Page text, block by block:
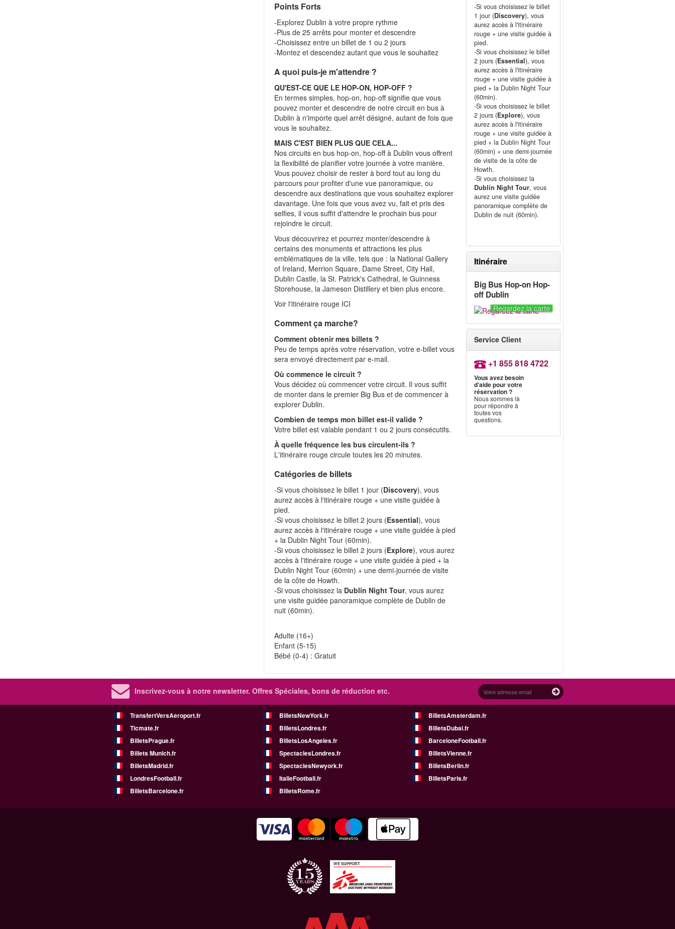
Points Forts
-Explorez Dublin à votre propre rythme
-Plus de 25 arrêts pour monter et descendre
-Choisissez entre un billet de 1 ou 2 jours
-Montez et descendez autant que vous le souhaitez
A quoi puis-je m'attendre ?
QU'EST-CE QUE LE HOP-ON, HOP-OFF ?
En termes simples, hop-on, hop-off signifie que vous
pouvez monter et descendre de notre circuit en bus à
Dublin à n'importe quel arrêt désigné, autant de fois que
vous le souhaitez.
MAIS C'EST BIEN PLUS QUE CELA...
Nos circuits en bus hop-on, hop-off à Dublin vous offrent
la flexibilité de planifier votre journée à votre manière.
Vous pouvez choisir de rester à bord tout au long du
parcours pour profiter d'une vue panoramique, ou
descendre aux destinations que vous souhaitez explorer
davantage. Une fois que vous avez vu, fait et pris des
selfies, il vous suffit d'attendre le prochain bus pour
rejoindre le circuit.
Vous découvrirez et pourrez monter/descendre à
certains des monuments et attractions les plus
emblématiques de la ville, tels que : la National Gallery
of Ireland, Merrion Square, Dame Street, City Hall,
Dublin Castle, la St. Patrick's Cathedral, le Guinness
Storehouse, la Jameson Distillery et bien plus encore.
Voir l'itinéraire rouge ICI
Comment ça marche?
Comment obtenir mes billets ?
Peu de temps après votre réservation, votre e-billet vous
sera envoyé directement par e-mail.
Où commence le circuit ?
Vous décidez où commencer votre circuit. Il vous suffit
de monter dans le premier Big Bus et de commencer à
explorer Dublin.
Combien de temps mon billet est-il valide ?
Votre billet est valable pendant 1 ou 2 jours consécutifs.
À quelle fréquence les bus circulent-ils ?
L'itinéraire rouge circule toutes les 20 minutes.
Catégories de billets
-Si vous choisissez le billet 1 jour (Discovery), vous
aurez accès à l'itinéraire rouge + une visite guidée à
pied.
-Si vous choisissez le billet 2 jours (Essential), vous
aurez accès à l'itinéraire rouge + une visite guidée à pied
+ la Dublin Night Tour (60min).
-Si vous choisissez le billet 2 jours (Explore), vous aurez
accès à l'itinéraire rouge + une visite guidée à pied + la
Dublin Night Tour (60min) + une demi-journée de visite
de la côte de Howth.
-Si vous choisissez la Dublin Night Tour, vous aurez
une visite guidée panoramique complète de Dublin de
nuit (60min).
Adulte (16+)
Enfant (5-15)
Bébé (0-4) : Gratuit
-Si vous choisissez le billet
1 jour (Discovery), vous
aurez accès à l'itinéraire
rouge + une visite guidée à
pied.
-Si vous choisissez le billet
2 jours (Essential), vous
aurez accès à l'itinéraire
rouge + une visite guidée à
pied + la Dublin Night Tour
(60min).
-Si vous choisissez le billet
2 jours (Explore), vous
aurez accès à l'itinéraire
rouge + une visite guidée à
pied + la Dublin Night Tour
(60min) + une demi-journée
de visite de la côte de
Howth.
-Si vous choisissez la
Dublin Night Tour, vous
aurez une visite guidée
panoramique complète de
Dublin de nuit (60min).
Itinéraire
Big Bus Hop-on Hop-
off Dublin
Regardez la carte
Service Client
+1 855 818 4722
Vous avez besoin
d'aide pour votre
réservation ?
Nous sommes là
pour répondre à
toutes vos
questions.
Inscrivez-vous à notre newsletter. Offres Spéciales, bons de réduction etc.
TransfertVersAeroport.fr BilletsNewYork.fr
BilletsAmsterdam.fr
Ticmate.fr
BilletsLondres.fr
BilletsDubai.fr
BilletsPrague.fr
BilletsLosAngeles.fr
BarceloneFootball.fr
Billets Munich.fr
SpectaclesLondres.fr
BilletsVienne.fr
BilletsMadrid.fr
SpectaclesNewyork.fr
BilletsBerlin.fr
LondresFootball.fr
ItalieFootball.fr
BilletsParis.fr
BilletsBarcelone.fr
BilletsRome.fr
WE SUPPORT